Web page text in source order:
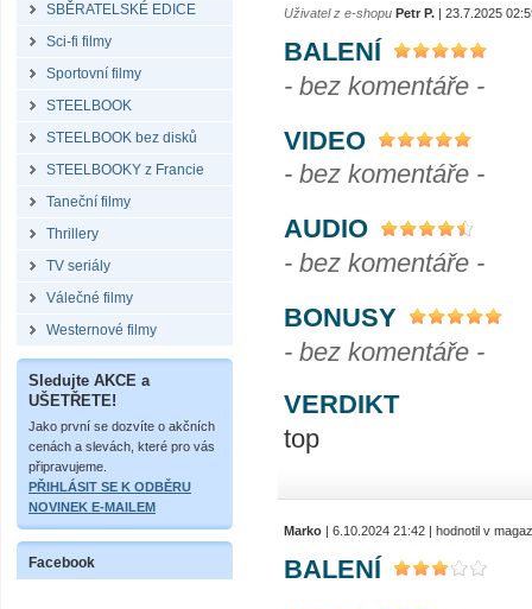
SBĚRATELSKÉ EDICE
Sci-fi filmy
Sportovní filmy
STEELBOOK
STEELBOOK bez disků
STEELBOOKY z Francie
Taneční filmy
Thrillery
TV seriály
Válečné filmy
Westernové filmy
Sledujte AKCE a
UŠETŘETE!
Jako první se dozvíte o akčních
cenách a slevách, které pro vás
připravujeme.
PŘIHLÁSIT SE K ODBĚRU
NOVINEK E-MAILEM
Facebook
Uživatel z e-shopu Petr P. | 23.7.2025
BALENÍ
- bez komentáře -
VIDEO
- bez komentáře -
AUDIO
- bez komentáře -
BONUSY
- bez komentáře -
VERDIKT
top
Marko | 6.10.2024 21:42 | hodnotil v
BALENÍ